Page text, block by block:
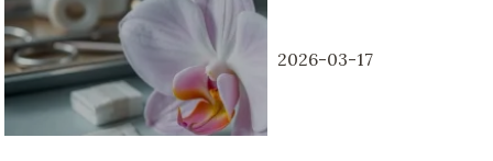
2026-03-17